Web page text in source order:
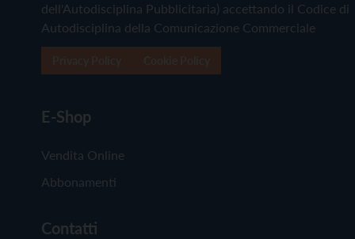
dell'Autodisciplina Pubblicitaria) accettando il Codice di
Autodisciplina della Comunicazione Commerciale
E-Shop
Vendita Online
Abbonamenti
Contatti